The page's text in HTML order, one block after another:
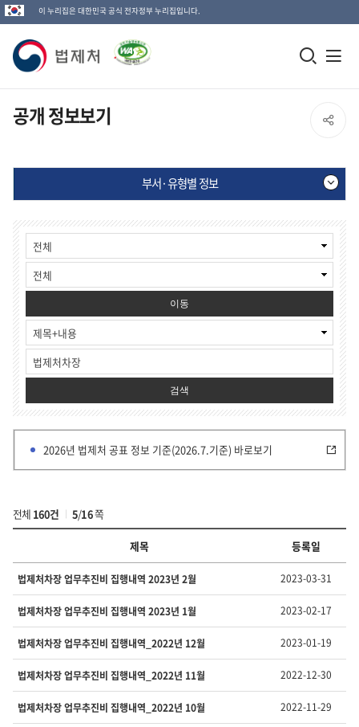
이 누리집은 대한민국 공식 전자정부 누리집입니다.
법
제
처
고
모
기
공개 정보보기 SNS
유
열
기
부서·유형별 정보
부
서
·
유
형
별
정
보
게
시
물
검
색
이동
검색
2026년 법제처 공표 정보 기준(2026.7.기준) 바로보기
전체 160건 5/16쪽
서
·
유
형
별
정
보
의
번
호,
제목 등록일
법제처차장 업무추진비 집행내역 2023년 2월 2023-03-31
법제처차장 업무추진비 집행내역 2023년 1월 2023-02-17
법제처차장 업무추진비 집행내역_2022년 12월 2023-01-19
법제처차장 업무추진비 집행내역_2022년 11월 2022-12-30
법제처차장 업무추진비 집행내역_2022년 10월 2022-11-29